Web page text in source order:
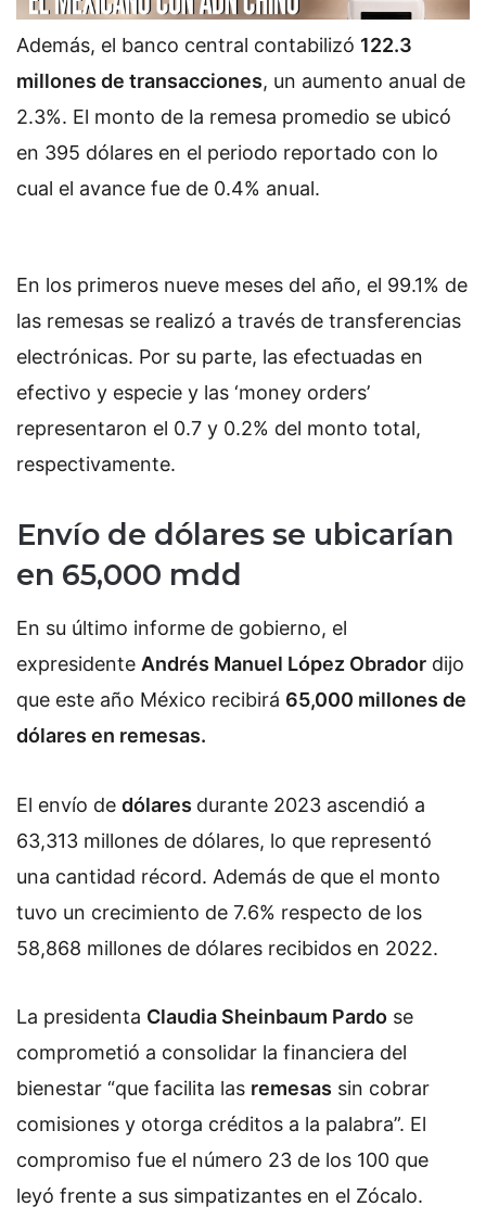
Además, el banco central contabilizó 122.3
millones de transacciones, un aumento anual de
2.3%. El monto de la remesa promedio se ubicó
en 395 dólares en el periodo reportado con lo
cual el avance fue de 0.4% anual.
En los primeros nueve meses del año, el 99.1% de
las remesas se realizó a través de transferencias
electrónicas. Por su parte, las efectuadas en
efectivo y especie y las ‘money orders’
representaron el 0.7 y 0.2% del monto total,
respectivamente.
Envío de dólares se ubicarían
en 65,000 mdd
En su último informe de gobierno, el
expresidente Andrés Manuel López Obrador dijo
que este año México recibirá 65,000 millones de
dólares en remesas.
El envío de dólares durante 2023 ascendió a
63,313 millones de dólares, lo que representó
una cantidad récord. Además de que el monto
tuvo un crecimiento de 7.6% respecto de los
58,868 millones de dólares recibidos en 2022.
La presidenta Claudia Sheinbaum Pardo se
comprometió a consolidar la financiera del
bienestar “que facilita las remesas sin cobrar
comisiones y otorga créditos a la palabra”. El
compromiso fue el número 23 de los 100 que
leyó frente a sus simpatizantes en el Zócalo.